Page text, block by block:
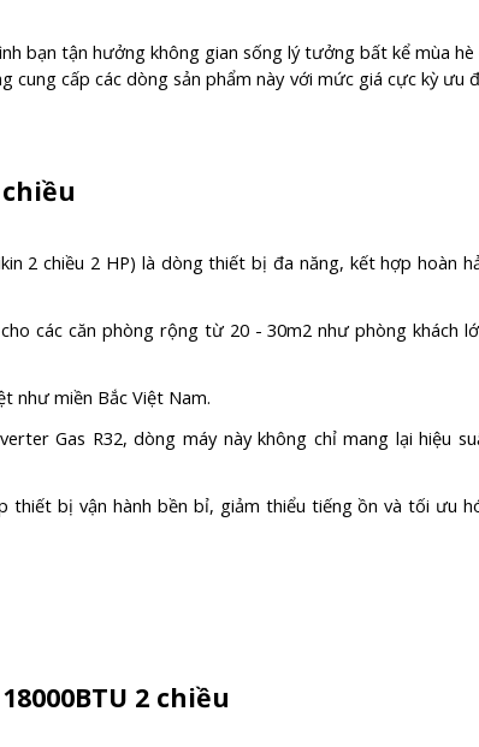
bạn tận hưởng không gian sống lý tưởng bất kể mùa hè
cung cấp các dòng sản phẩm này với mức giá cực kỳ ưu
2 chiều 2 HP) là dòng thiết bị đa năng, kết hợp hoàn
các căn phòng rộng từ 20 - 30m2 như phòng khách
như miền Bắc Việt Nam.
Gas R32, dòng máy này không chỉ mang lại hiệu
thiết bị vận hành bền bỉ, giảm thiểu tiếng ồn và tối ưu
2 chiều